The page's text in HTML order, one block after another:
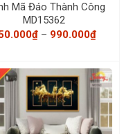
Mã Đáo Thành Công
MD15362
₫ – 990.000₫
đến